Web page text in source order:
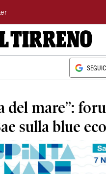
del mare”:
sulla blue